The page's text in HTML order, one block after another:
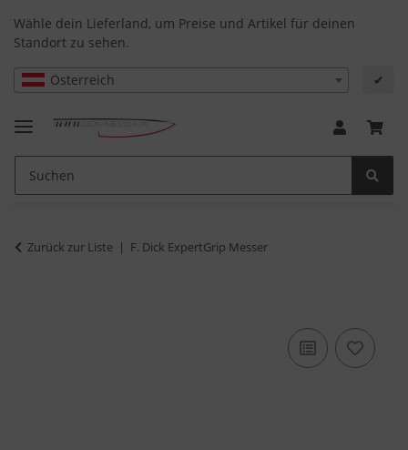
Wähle dein Lieferland, um Preise und Artikel für deinen
Standort zu sehen.
Österreich ✔
Zurück zur Liste F. Dick ExpertGrip Messer